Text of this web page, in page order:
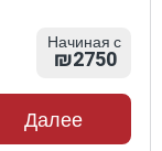
Начиная с
₪2750
Далее